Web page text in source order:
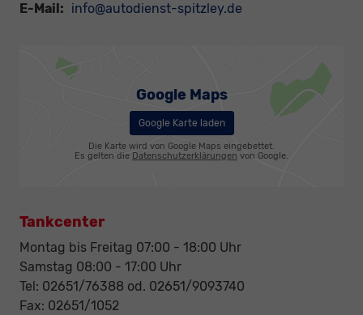
E-Mail: info@autodienst-spitzley.de
Google Maps
Google Karte laden
Die Karte wird von Google Maps eingebettet.
Es gelten die Datenschutzerklärungen von Google.
Tankcenter
Montag bis Freitag 07:00 - 18:00 Uhr
Samstag 08:00 - 17:00 Uhr
Tel: 02651/76388 od. 02651/9093740
Fax: 02651/1052